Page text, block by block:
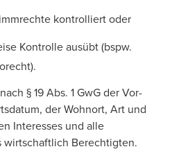
kontrolliert oder
Kontrolle ausübt (bspw.
§ 19 Abs. 1 GwG der Vor-
der Wohnort, Art und
Interesses und alle
wirtschaftlich Berechtigten.